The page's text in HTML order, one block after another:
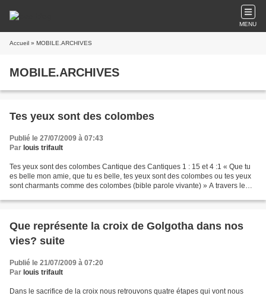
MENU
Accueil » MOBILE.ARCHIVES
MOBILE.ARCHIVES
Tes yeux sont des colombes
Publié le 27/07/2009 à 07:43
Par louis trifault
Tes yeux sont des colombes Cantique des Cantiques 1 : 15 et 4 :1 « Que tu
es belle mon amie, que tu es belle, tes yeux sont des colombes ou tes yeux
sont charmants comme des colombes (bible parole vivante) » A travers le
Que représente la croix de Golgotha dans nos
vies? suite
Publié le 21/07/2009 à 07:20
Par louis trifault
Dans le sacrifice de la croix nous retrouvons quatre étapes qui vont nous